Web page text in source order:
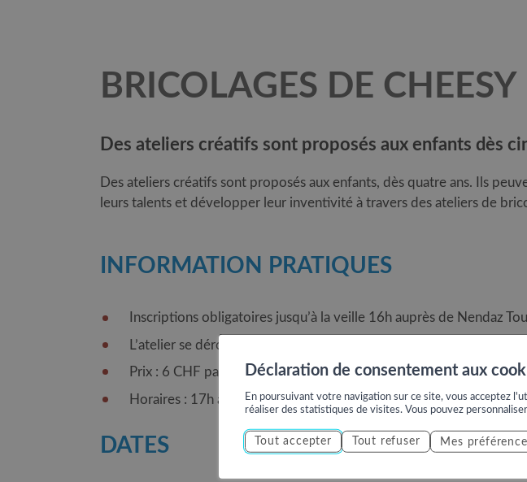
BRICOLAGES DE CHEESY
Des ateliers créatifs sont proposés aux enfants dès
Des ateliers créatifs sont proposés aux enfants, dès quatre ans. Ils
leurs talents et développer leur inventivité à travers des ateliers de
INFORMATION PRATIQUES
Inscriptions obligatoires jusqu’à la veille 16h auprès de Nendaz
L’atelier se déroule seulement en français
Prix : 6 CHF par enfant
Horaires : 17h à 18h30
DATES
Déclaration de consentement aux
En poursuivant votre navigation sur ce site, vous acceptez
réaliser des statistiques de visites. Vous pouvez
Tout accepter Tout refuser Mes